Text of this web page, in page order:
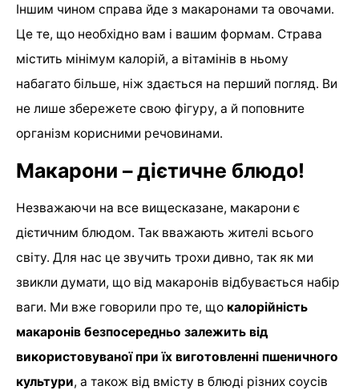
Іншим чином справа йде з макаронами та овочами.
Це те, що необхідно вам і вашим формам. Страва
містить мінімум калорій, а вітамінів в ньому
набагато більше, ніж здається на перший погляд. Ви
не лише збережете свою фігуру, а й поповните
організм корисними речовинами.
Макарони – дієтичне блюдо!
Незважаючи на все вищесказане, макарони є
дієтичним блюдом. Так вважають жителі всього
світу. Для нас це звучить трохи дивно, так як ми
звикли думати, що від макаронів відбувається набір
ваги. Ми вже говорили про те, що калорійність
макаронів безпосередньо залежить від
використовуваної при їх виготовленні пшеничного
культури, а також від вмісту в блюді різних соусів